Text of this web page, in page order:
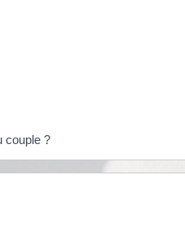
couple ?